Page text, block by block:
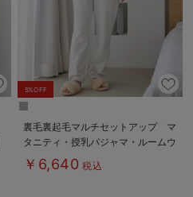
5%OFF
裏毛裏起毛マルチセットアップ マ
タニティ・授乳パジャマ・ルームウ
ェア・授乳服【出産後も長く使え
る】
￥6,640 税込